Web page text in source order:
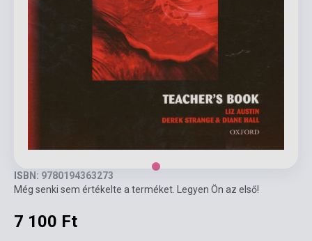
ISBN: 9780194363273
Még senki sem értékelte a terméket. Legyen Ön az első!
7 100 Ft